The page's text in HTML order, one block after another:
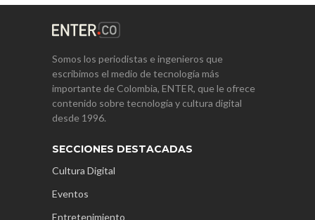
Somos los periodistas e ingenieros que
escribimos el medio de tecnología más
importante de Colombia, ENTER, que le ofrece
contenido sobre tecnología y cultura digital
desde 1996.
SECCIONES DESTACADAS
Cultura Digital
Eventos
Entretenimiento